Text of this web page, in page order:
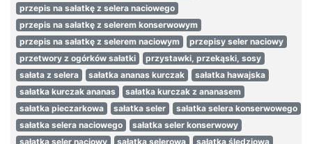
przepis na sałatkę z selera naciowego
przepis na sałatkę z selerem konserwowym
przepis na sałatkę z selerem naciowym
przepisy seler naciowy
przetwory z ogórków sałatki
przystawki, przekąski, sosy
sałata z selera
sałatka ananas kurczak
sałatka hawajska
sałatka kurczak ananas
sałatka kurczak z ananasem
sałatka pieczarkowa
sałatka seler
sałatka selera konserwowego
sałatka selera naciowego
sałatka seler konserwowy
sałatka seler naciowy
sałatka selerowa
sałatka śledziowa